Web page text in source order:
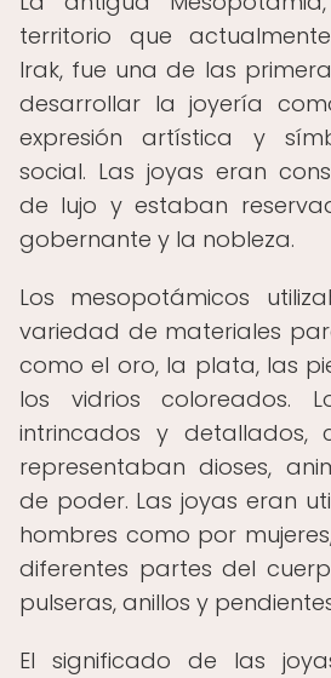
territorio que
Irak, fue una de las
desarrollar la joyería
expresión artística y
social. Las joyas eran
de lujo y estaban
gobernante y la nobleza.
Los mesopotámicos
variedad de materiales
como el oro, la plata, las
los vidrios coloreados.
intrincados y detallados,
representaban dioses,
de poder. Las joyas eran
hombres como por
diferentes partes del
pulseras, anillos y
El significado de las